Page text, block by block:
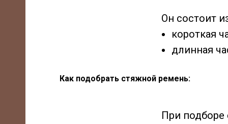
Он состоит
короткая
длинная
Как подобрать стяжной ремень:
При